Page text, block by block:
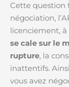
Cette question
négociation,
licenciement,
se cale sur le
rupture, la
inattentifs.
vous avez